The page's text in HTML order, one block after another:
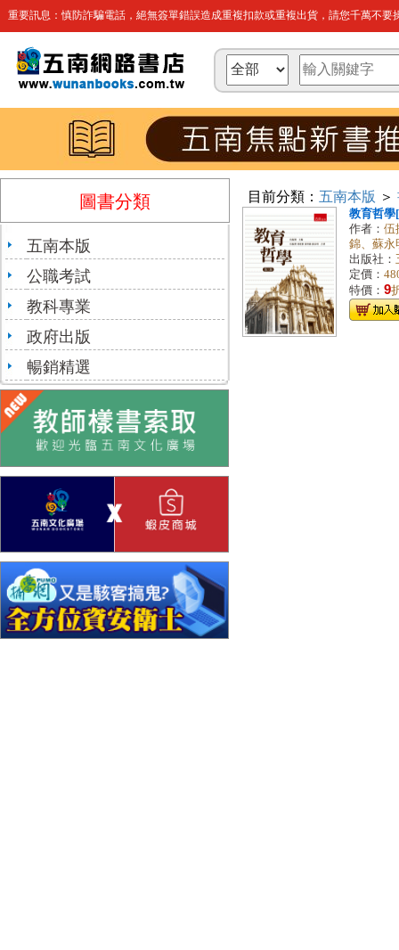
重要訊息：慎防詐騙電話，絕無簽單錯誤造成重複扣款或重複出貨，請您千萬不要
圖書分類
五南本版
公職考試
教科專業
政府出版
暢銷精選
目前分類： 五南本版 ＞
教育哲學
作者： 伍
錦、蘇永
出版社：
定價：
特價： 9